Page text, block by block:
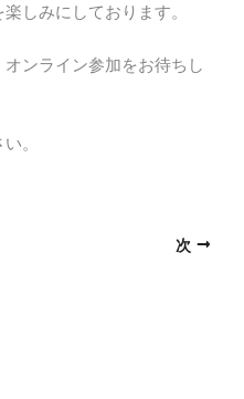
しみにしております。
ンライン参加をお待ちし
。
次